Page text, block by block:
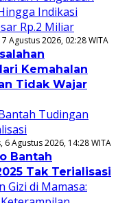
7 Agustus 2026, 02:28 WITA
Kemahalan
Tidak Wajar
6 Agustus 2026, 14:28 WITA
Bantah
Tak Terialisasi